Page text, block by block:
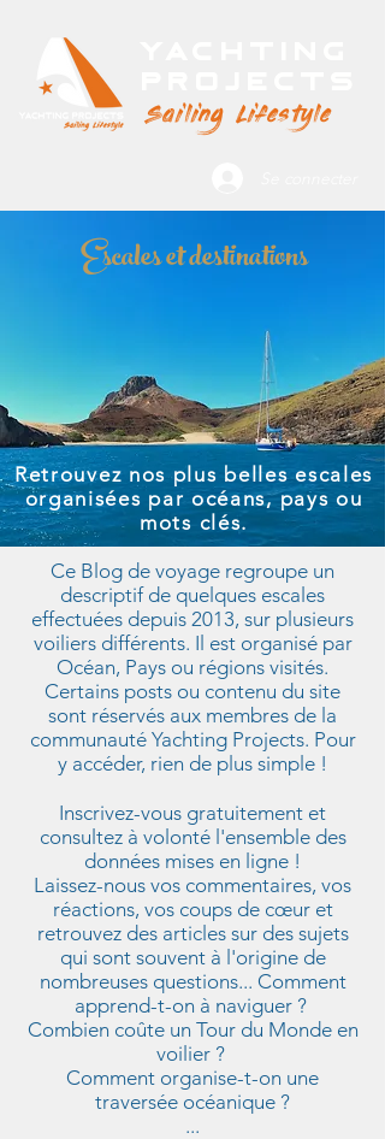
Sailing Lifestyle
Escales et destinations
Retrouvez nos plus belles escales
organisées par océans, pays ou
mots clés.
Ce Blog de voyage regroupe un
descriptif de quelques escales
effectuées depuis 2013, sur plusieurs
voiliers différents. Il est organisé par
Océan, Pays ou régions visités.
Certains posts ou contenu du site
sont réservés aux membres de la
communauté Yachting Projects. Pour
y accéder, rien de plus simple !
Inscrivez-vous gratuitement et
consultez à volonté l'ensemble des
données mises en ligne !
Laissez-nous vos commentaires, vos
réactions, vos coups de cœur et
retrouvez des articles sur des sujets
qui sont souvent à l'origine de
nombreuses questions... Comment
apprend-t-on à naviguer ?
Combien coûte un Tour du Monde en
voilier ?
Comment organise-t-on une
traversée océanique ?
...